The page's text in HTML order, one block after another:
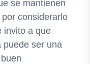
se mantienen
considerarlo
invito a que
puede ser una